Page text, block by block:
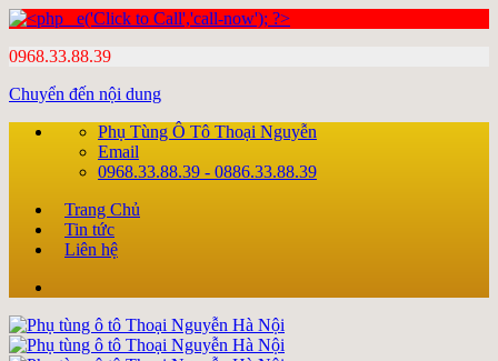
0968.33.88.39
Chuyển đến nội dung
Phụ Tùng Ô Tô Thoại Nguyễn
Email
0968.33.88.39 - 0886.33.88.39
Trang Chủ
Tin tức
Liên hệ